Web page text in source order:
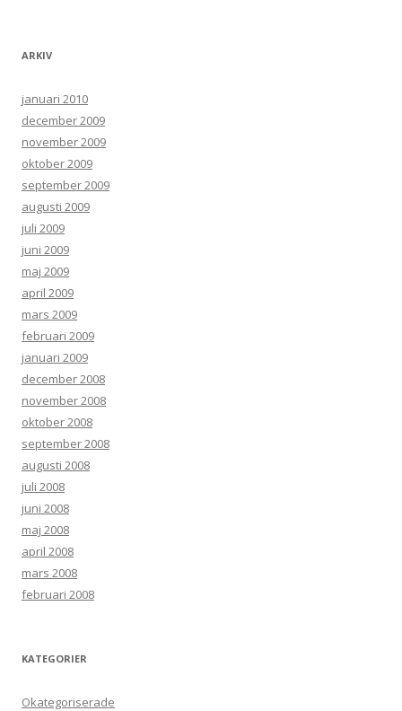
ARKIV
januari 2010
december 2009
november 2009
oktober 2009
september 2009
augusti 2009
juli 2009
juni 2009
maj 2009
april 2009
mars 2009
februari 2009
januari 2009
december 2008
november 2008
oktober 2008
september 2008
augusti 2008
juli 2008
juni 2008
maj 2008
april 2008
mars 2008
februari 2008
KATEGORIER
Okategoriserade